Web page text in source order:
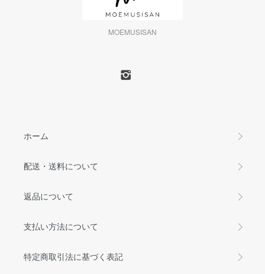
MOEMUSISAN
ホーム
配送・送料について
返品について
支払い方法について
特定商取引法に基づく表記